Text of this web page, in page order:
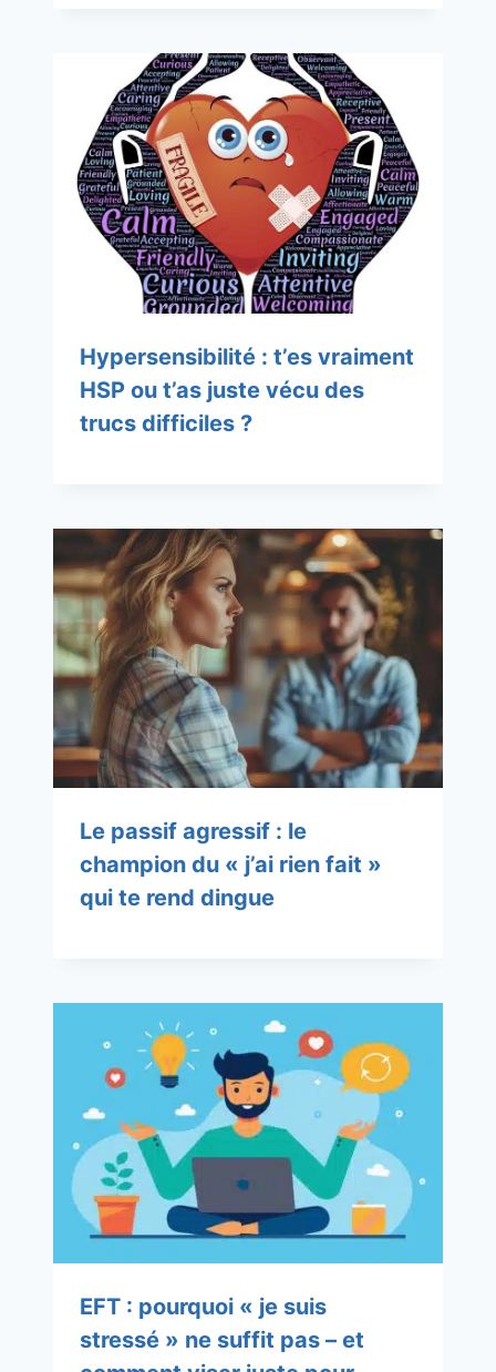
Hypersensibilité : t’es vraiment
HSP ou t’as juste vécu des
trucs difficiles ?
Le passif agressif : le
champion du « j’ai rien fait »
qui te rend dingue
EFT : pourquoi « je suis
stressé » ne suffit pas – et